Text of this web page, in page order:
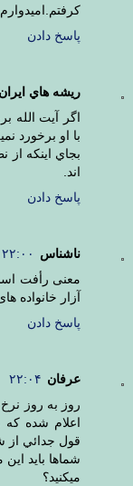
پاسخ دادن
ريشه هاي ايران
اگر آيت الله
با او برخورد
بجاي اينكه از
اند.
پاسخ دادن
ناشناس
۲۲:۰۰
معنی رأفت
آزار خانواده
پاسخ دادن
عرفان ۲۲:۰۴
روز به روز نرخ
اعلام شده كه
قول جدائي از
شماها بايد
ميكنيد؟